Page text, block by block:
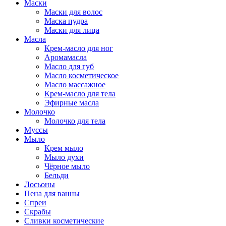
Маски
Маски для волос
Маска пудра
Маски для лица
Масла
Крем-масло для ног
Аромамасла
Масло для губ
Масло косметическое
Масло массажное
Крем-масло для тела
Эфирные масла
Молочко
Молочко для тела
Муссы
Мыло
Крем мыло
Мыло духи
Чёрное мыло
Бельди
Лосьоны
Пена для ванны
Спреи
Скрабы
Сливки косметические